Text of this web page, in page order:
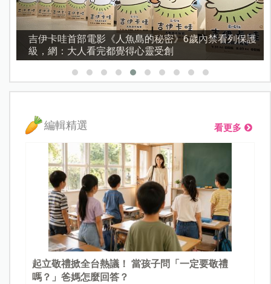
資優教育15問！師鐸獎名師陳宥妤：資優教育的核心，
不是成績而是讀懂孩子的心理準備度
編輯精選 看更多
起立敬禮掀全台熱議！ 當孩子問「一定要敬禮
嗎？」爸媽怎麼回答？